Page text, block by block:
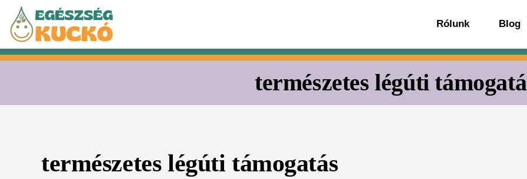
Kilépés
tartalomba
Rólunk Blog
természetes légúti
természetes légúti támogatás